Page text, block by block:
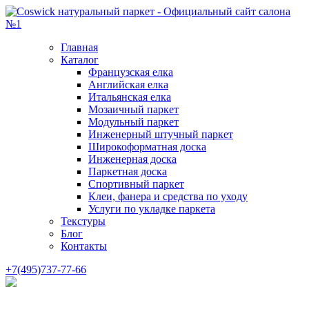
Главная
Каталог
Французская елка
Английская елка
Итальянская елка
Мозаичный паркет
Модульный паркет
Инженерный штучный паркет
Широкоформатная доска
Инженерная доска
Паркетная доска
Спортивный паркет
Клеи, фанера и средства по уходу
Услуги по укладке паркета
Текстуры
Блог
Контакты
+7(495)737-77-66